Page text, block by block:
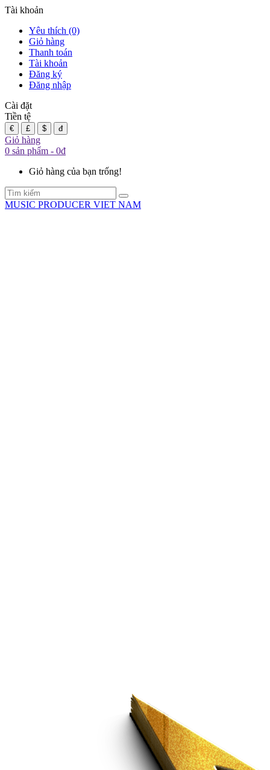
Tài khoản
Yêu thích (0)
Giỏ hàng
Thanh toán
Tài khoản
Đăng ký
Đăng nhập
Cài đặt
Tiền tệ
€ £ $ đ
Giỏ hàng
0 sản phẩm - 0đ
Giỏ hàng của bạn trống!
MUSIC PRODUCER VIET NAM